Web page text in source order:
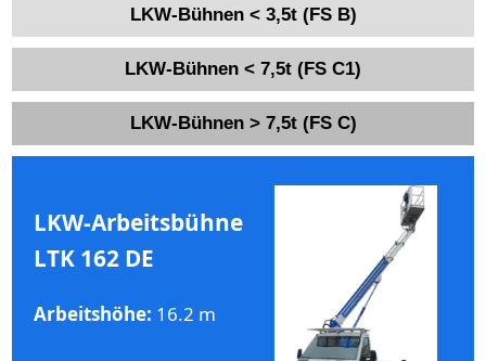
LKW-Bühnen < 3,5t (FS B)
LKW-Bühnen < 7,5t (FS C1)
LKW-Bühnen > 7,5t (FS C)
LKW-Arbeitsbühne
LTK 162 DE
Arbeitshöhe: 16.2 m